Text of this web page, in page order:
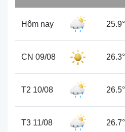
Hôm nay 25.9°
CN 09/08 26.3°
T2 10/08 26.5°
T3 11/08 26.7°